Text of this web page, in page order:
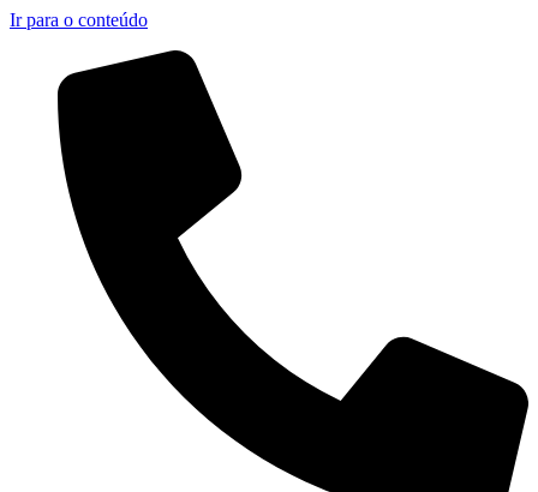
Ir para o conteúdo